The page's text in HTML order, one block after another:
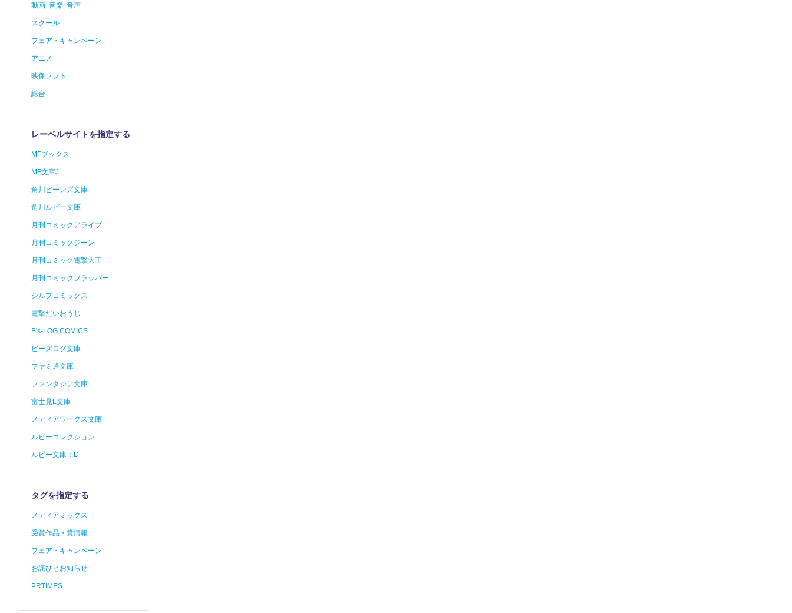
動画･音楽･音声
スクール
フェア・キャンペーン
アニメ
映像ソフト
総合
レーベルサイトを指定する
MFブックス
MF文庫J
角川ビーンズ文庫
角川ルビー文庫
月刊コミックアライブ
月刊コミックジーン
月刊コミック電撃大王
月刊コミックフラッパー
シルフコミックス
電撃だいおうじ
B's-LOG COMICS
ビーズログ文庫
ファミ通文庫
ファンタジア文庫
富士見L文庫
メディアワークス文庫
ルビーコレクション
ルビー文庫：D
タグを指定する
メディアミックス
受賞作品・賞情報
フェア・キャンペーン
お詫びとお知らせ
PRTIMES